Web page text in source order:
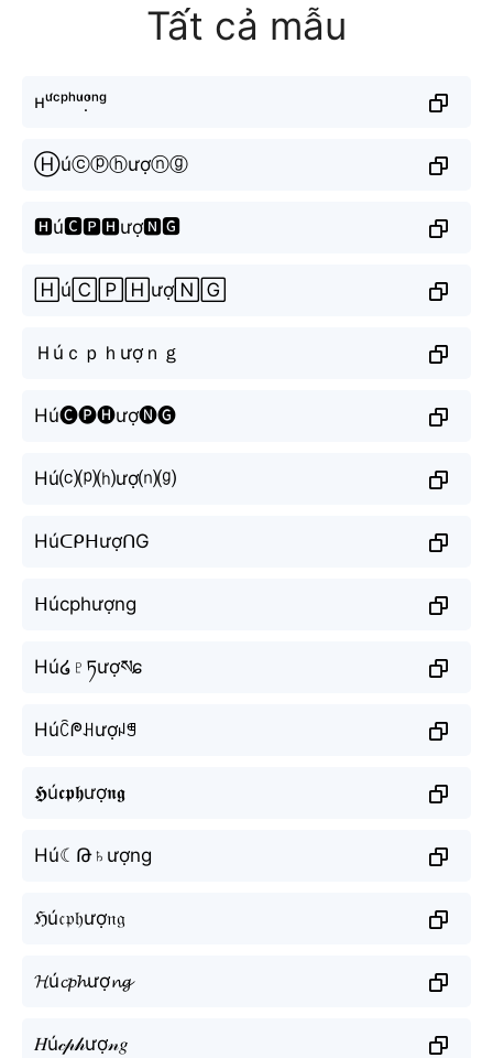
Tất cả mẫu
ʜᵘ́ᶜᵖʰᵘ̛ᵒ̛̣ⁿᵍ
Ⓗúⓒⓟⓗượⓝⓖ
🅷ú🅲🅿🅷ượ🅽🅶
🄷ú🄲🄿🄷ượ🄽🄶
Ｈúｃｐｈượｎｇ
Hú🅒🅟🅗ượ🅝🅖
Hú⒞⒫⒣ượ⒩⒢
HúᑕᑭᕼượᑎG
ᕼúcphượng
Hú໒♇ཏượསɕ
Húꉓᖘꃅượꈤꁅ
𝕳ú𝖈𝖕𝖍ượ𝖓𝖌
Hú☾Թ♄ượng
ℌú𝔠𝔭𝔥ượ𝔫𝔤
𝓗ú𝓬𝓹𝓱ượ𝓷𝓰
𝐻ú𝒸𝓅𝒽ượ𝓃𝑔